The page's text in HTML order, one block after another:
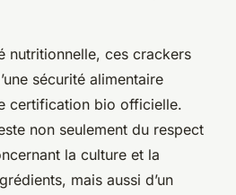
nutritionnelle, ces crackers
sécurité alimentaire
certification bio officielle.
non seulement du respect
la culture et la
mais aussi d’un